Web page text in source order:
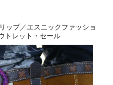
ップ／エスニックファッショ
トレット・セール